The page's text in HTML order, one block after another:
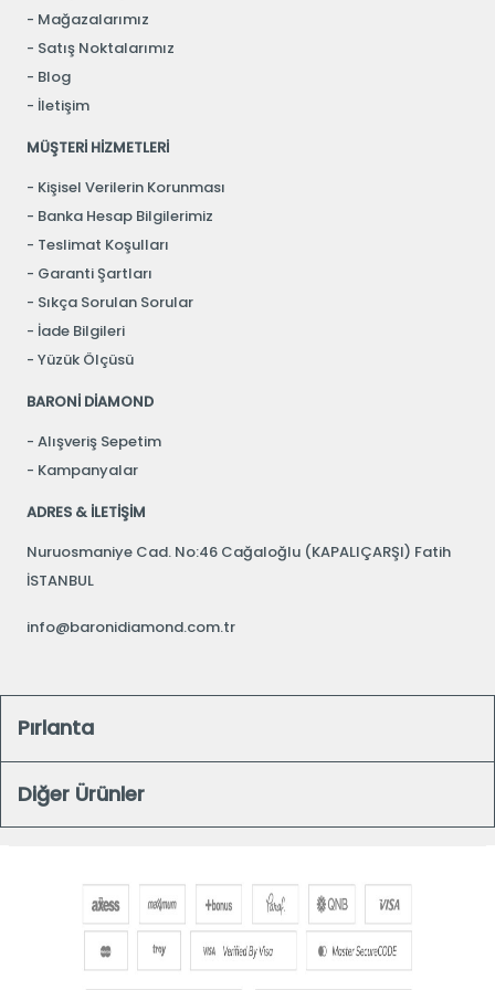
Mağazalarımız
Satış Noktalarımız
Blog
İletişim
MÜŞTERİ HİZMETLERİ
Kişisel Verilerin Korunması
Banka Hesap Bilgilerimiz
Teslimat Koşulları
Garanti Şartları
Sıkça Sorulan Sorular
İade Bilgileri
Yüzük Ölçüsü
BARONİ DİAMOND
Alışveriş Sepetim
Kampanyalar
ADRES & İLETİŞİM
Nuruosmaniye Cad. No:46 Cağaloğlu (KAPALIÇARŞI) Fatih
İSTANBUL
info@baronidiamond.com.tr
Pırlanta
Diğer Ürünler